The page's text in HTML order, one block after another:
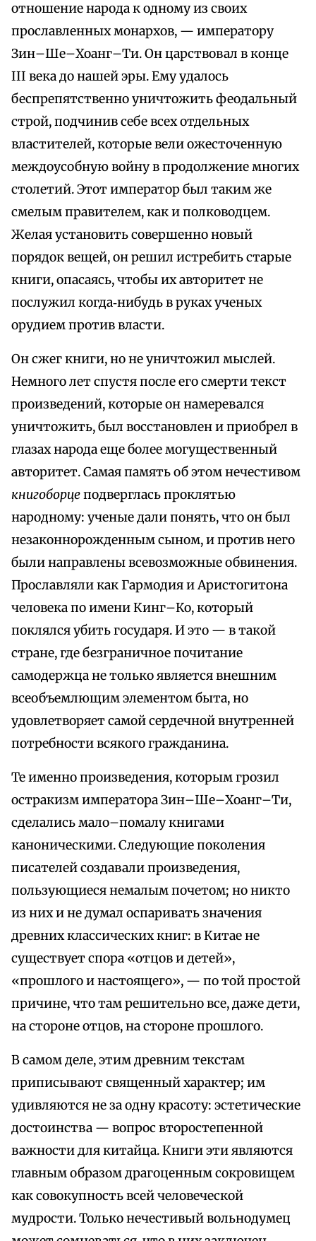
отношение народа к одному из своих
прославленных монархов, — императору
Зин–Ше–Хоанг–Ти. Он царствовал в конце
III века до нашей эры. Ему удалось
беспрепятственно уничтожить феодальный
строй, подчинив себе всех отдельных
властителей, которые вели ожесточенную
междоусобную войну в продолжение многих
столетий. Этот император был таким же
смелым правителем, как и полководцем.
Желая установить совершенно новый
порядок вещей, он решил истребить старые
книги, опасаясь, чтобы их авторитет не
послужил когда‑нибудь в руках ученых
орудием против власти.
Он сжег книги, но не уничтожил мыслей.
Немного лет спустя после его смерти текст
произведений, которые он намеревался
уничтожить, был восстановлен и приобрел в
глазах народа еще более могущественный
авторитет. Самая память об этом нечестивом
книгоборцеподверглась проклятью
народному: ученые дали понять, что он был
незаконнорожденным сыном, и против него
были направлены всевозможные обвинения.
Прославляли как Гармодия и Аристогитона
человека по имени Кинг–Ко, который
поклялся убить государя. И это — в такой
стране, где безграничное почитание
самодержца не только является внешним
всеобъемлющим элементом быта, но
удовлетворяет самой сердечной внутренней
потребности всякого гражданина.
Те именно произведения, которым грозил
остракизм императора Зин–Ше–Хоанг–Ти,
сделались мало–помалу книгами
каноническими. Следующие поколения
писателей создавали произведения,
пользующиеся немалым почетом; но никто
из них и не думал оспаривать значения
древних классических книг: в Китае не
существует спора «отцов и детей»,
«прошлого и настоящего», — по той простой
причине, что там решительно все, даже дети,
на стороне отцов, на стороне прошлого.
В самом деле, этим древним текстам
приписывают священный характер; им
удивляются не за одну красоту: эстетические
достоинства — вопрос второстепенной
важности для китайца. Книги эти являются
главным образом драгоценным сокровищем
как совокупность всей человеческой
мудрости. Только нечестивый вольнодумец